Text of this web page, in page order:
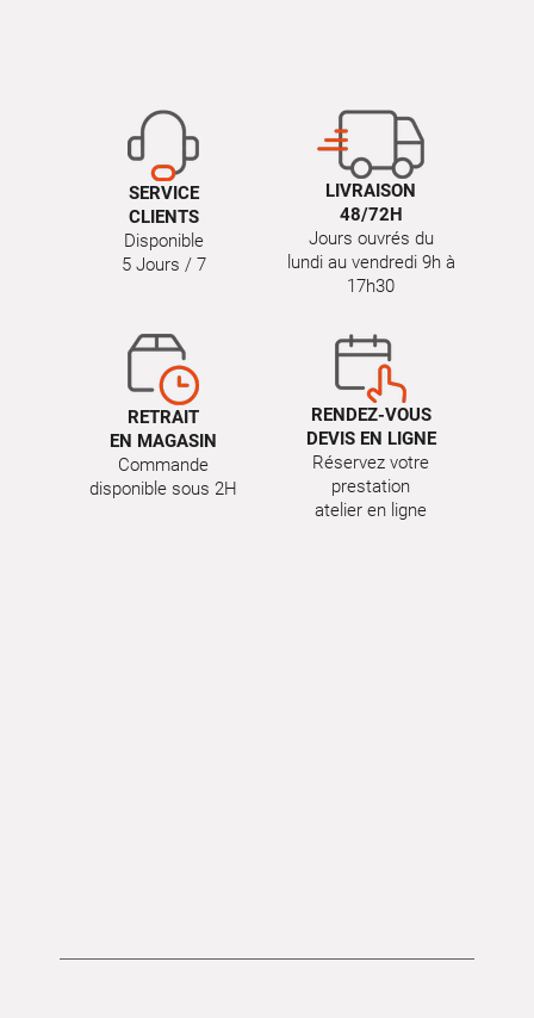
SERVICE
CLIENTS
Disponible
5 Jours / 7
LIVRAISON
48/72H
Jours ouvrés du
lundi au vendredi 9h à
17h30
RETRAIT
EN MAGASIN
Commande
disponible sous 2H
RENDEZ-VOUS
DEVIS EN LIGNE
Réservez votre
prestation
atelier en ligne